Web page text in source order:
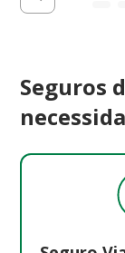
Seguros